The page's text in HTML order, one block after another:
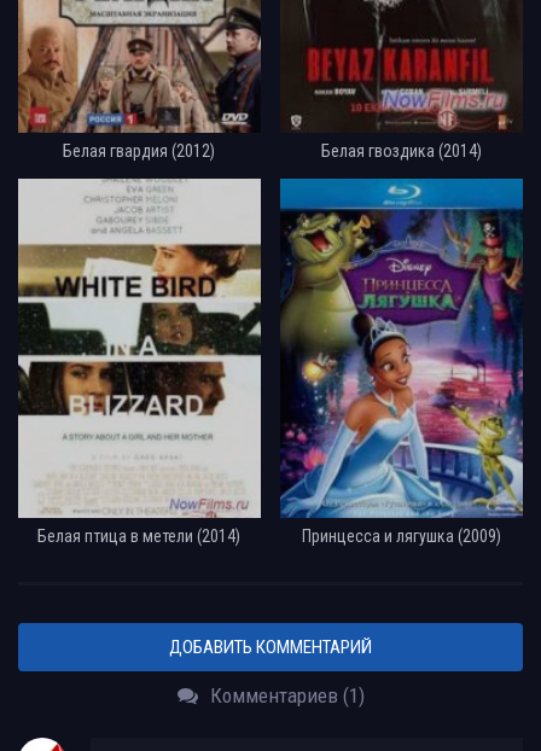
Белая гвардия (2012) Белая гвоздика (2014)
Белая птица в метели (2014) Принцесса и лягушка (2009)
ДОБАВИТЬ КОММЕНТАРИЙ
Комментариев (1)